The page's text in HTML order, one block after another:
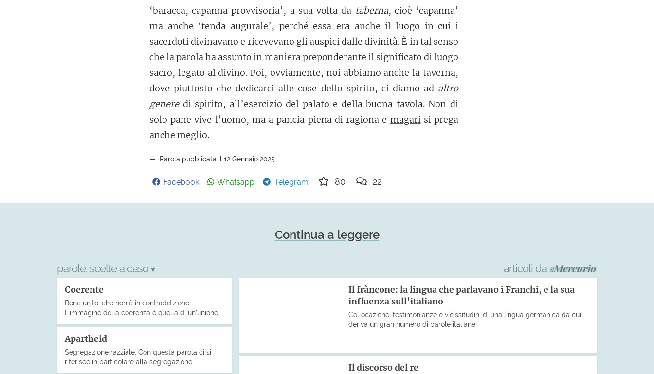
‘baracca, capanna provvisoria’, a sua volta da taberna, cioè ‘capanna’
ma anche ‘tenda augurale’, perché essa era anche il luogo in cui i
sacerdoti divinavano e ricevevano gli auspici dalle divinità. È in tal senso
che la parola ha assunto in maniera preponderante il significato di luogo
sacro, legato al divino. Poi, ovviamente, noi abbiamo anche la taverna,
dove piuttosto che dedicarci alle cose dello spirito, ci diamo ad altro
generedi spirito, all’esercizio del palato e della buona tavola. Non di
solo pane vive l’uomo, ma a pancia piena di ragiona e magari si prega
anche meglio.
Parola pubblicata il 12 Gennaio 2025
Facebook Whatsapp Telegram 80 22
Continua a leggere
parole: scelte a caso ▾
Coerente
Bene unito; che non è in contraddizione.
L’immagine della coerenza è quella di un’unione…
Apartheid
Segregazione razziale. Con questa parola ci si
riferisce in particolare alla segregazione…
articoli da
Il fràncone: la lingua che parlavano i Franchi, e la sua
influenza sull’italiano
Collocazione, testimonianze e vicissitudini di una lingua germanica da cui
deriva un gran numero di parole italiane.
Il discorso del re